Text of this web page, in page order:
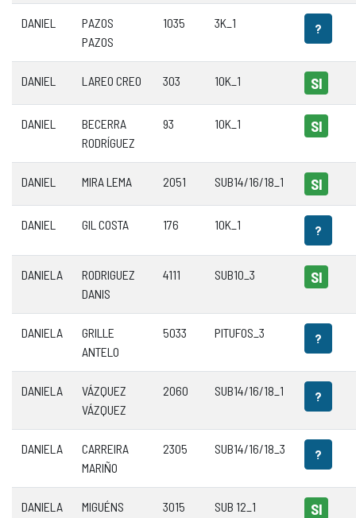
DANIEL
PAZOS
PAZOS
1035 3K_1 ?
DANIEL LAREO CREO 303 10K_1 SI
DANIEL
BECERRA
RODRÍGUEZ
93 10K_1 SI
DANIEL MIRA LEMA 2051 SUB14/16/18_1 SI
DANIEL GIL COSTA 176 10K_1 ?
DANIELA
RODRIGUEZ
DANIS
4111 SUB10_3 SI
DANIELA
GRILLE
ANTELO
5033 PITUFOS_3 ?
DANIELA
VÁZQUEZ
VÁZQUEZ
2060 SUB14/16/18_1 ?
DANIELA
CARREIRA
MARIÑO
2305 SUB14/16/18_3 ?
DANIELA
MIGUÉNS
3015 SUB 12_1 SI